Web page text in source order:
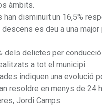
àmbits.
disminuït un 16,5%
es deu a una
dels delictes per
a tot el municipi.
indiquen una evolució
resoldre en menys de
Jordi Camps.